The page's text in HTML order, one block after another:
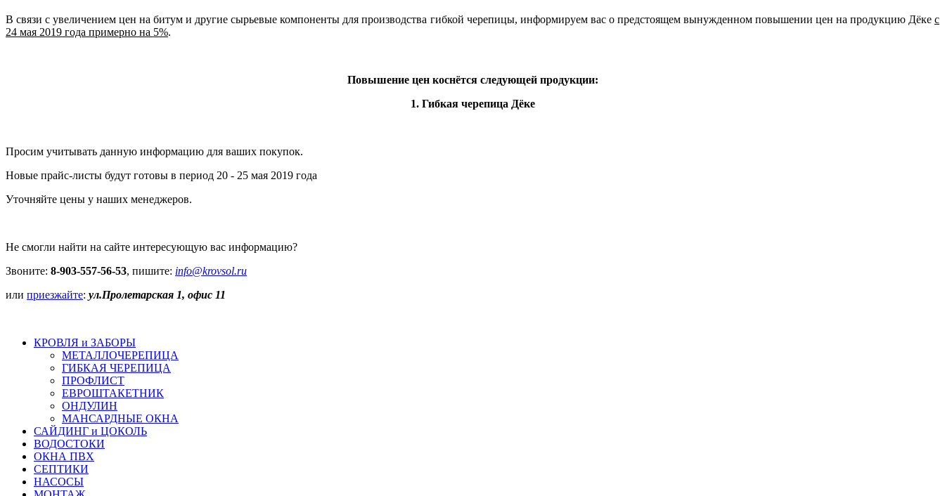
В связи с увеличением цен на битум и другие сырьевые компоненты для производства гибкой черепицы, информируем вас о предстоящем вынужденном повышении цен на продукцию Дёке с
24 мая 2019 года примерно на 5%.
Повышение цен коснётся следующей продукции:
1. Гибкая черепица Дёке
Просим учитывать данную информацию для ваших покупок.
Новые прайс-листы будут готовы в период 20 - 25 мая 2019 года
Уточняйте цены у наших менеджеров.
Не смогли найти на сайте интересующую вас информацию?
Звоните: 8-903-557-56-53, пишите: info@krovsol.ru
или приезжайте: ул.Пролетарская 1, офис 11
КРОВЛЯ и ЗАБОРЫ
МЕТАЛЛОЧЕРЕПИЦА
ГИБКАЯ ЧЕРЕПИЦА
ПРОФЛИСТ
ЕВРОШТАКЕТНИК
ОНДУЛИН
МАНСАРДНЫЕ ОКНА
САЙДИНГ и ЦОКОЛЬ
ВОДОСТОКИ
ОКНА ПВХ
СЕПТИКИ
НАСОСЫ